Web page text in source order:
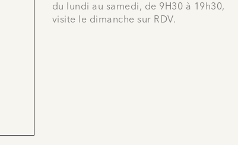
du lundi au samedi, de 9H30 à 19h30,
visite le dimanche sur RDV.